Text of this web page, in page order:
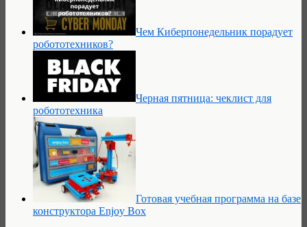
Чем Киберпонедельник порадует
робототехников?
Черная пятница: чеклист для
робототехника
Готовая учебная программа на базе
конструктора Enjoy Box